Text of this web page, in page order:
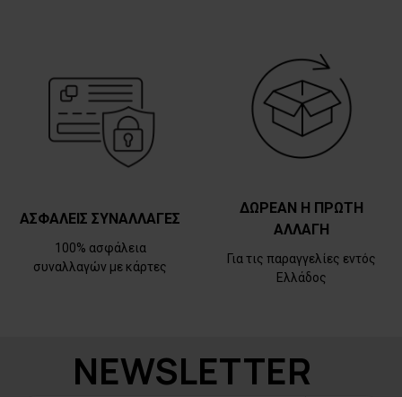
ΑΣΦΑΛΕΙΣ ΣΥΝΑΛΛΑΓΕΣ
100% ασφάλεια
συναλλαγών με κάρτες
ΔΩΡΕΑΝ Η ΠΡΩΤΗ
ΑΛΛΑΓΗ
Για τις παραγγελίες εντός
Ελλάδος
NEWSLETTER